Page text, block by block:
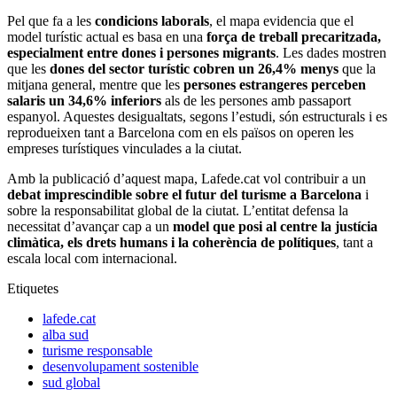
Pel que fa a les condicions laborals, el mapa evidencia que el
model turístic actual es basa en una força de treball precaritzada,
especialment entre dones i persones migrants. Les dades mostren
que les dones del sector turístic cobren un 26,4% menys que la
mitjana general, mentre que les persones estrangeres perceben
salaris un 34,6% inferiors als de les persones amb passaport
espanyol. Aquestes desigualtats, segons l’estudi, són estructurals i es
reprodueixen tant a Barcelona com en els països on operen les
empreses turístiques vinculades a la ciutat.
Amb la publicació d’aquest mapa, Lafede.cat vol contribuir a un
debat imprescindible sobre el futur del turisme a Barcelona i
sobre la responsabilitat global de la ciutat. L’entitat defensa la
necessitat d’avançar cap a un model que posi al centre la justícia
climàtica, els drets humans i la coherència de polítiques, tant a
escala local com internacional.
Etiquetes
lafede.cat
alba sud
turisme responsable
desenvolupament sostenible
sud global